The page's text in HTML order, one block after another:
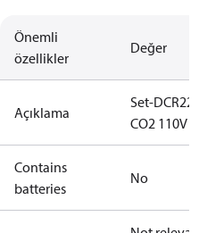
Önemli
özellikler
Değer
Açıklama
Set-DCR22
CO2 110V AC
Contains
batteries
No